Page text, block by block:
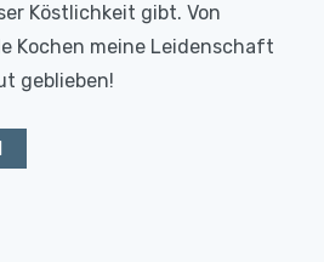
Köstlichkeit gibt. Von
Kochen meine Leidenschaft
geblieben!